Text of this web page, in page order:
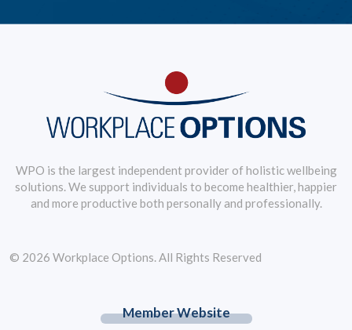
WPO is the largest independent provider of holistic wellbeing
solutions. We support individuals to become healthier, happier
and more productive both personally and professionally.
Member Website
© 2026 Workplace Options. All Rights Reserved